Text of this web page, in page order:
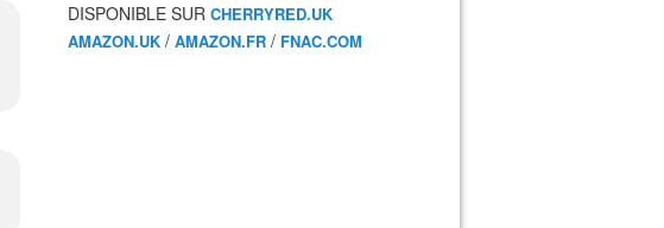
DISPONIBLE SUR CHERRYRED.UK
AMAZON.UK / AMAZON.FR / FNAC.COM